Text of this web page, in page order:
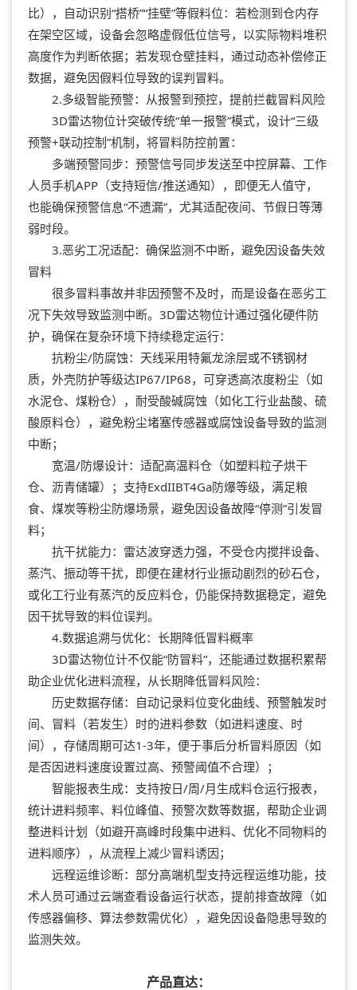
比），自动识别“搭桥”“挂壁”等假料位：若检测到仓内存
在架空区域，设备会忽略虚假低位信号，以实际物料堆积
高度作为判断依据；若发现仓壁挂料，通过动态补偿修正
数据，避免因假料位导致的误判冒料。
2.多级智能预警：从报警到预控，提前拦截冒料风险
3D雷达物位计突破传统“单一报警”模式，设计“三级
预警+联动控制”机制，将冒料防控前置：
多端预警同步：预警信号同步发送至中控屏幕、工作
人员手机APP（支持短信/推送通知），即便无人值守，
也能确保预警信息“不遗漏”，尤其适配夜间、节假日等薄
弱时段。
3.恶劣工况适配：确保监测不中断，避免因设备失效
冒料
很多冒料事故并非因预警不及时，而是设备在恶劣工
况下失效导致监测中断。3D雷达物位计通过强化硬件防
护，确保在复杂环境下持续稳定运行：
抗粉尘/防腐蚀：天线采用特氟龙涂层或不锈钢材
质，外壳防护等级达IP67/IP68，可穿透高浓度粉尘（如
水泥仓、煤粉仓），耐受酸碱腐蚀（如化工行业盐酸、硫
酸原料仓），避免粉尘堵塞传感器或腐蚀设备导致的监测
中断；
宽温/防爆设计：适配高温料仓（如塑料粒子烘干
仓、沥青储罐）；支持ExdIIBT4Ga防爆等级，满足粮
食、煤炭等粉尘防爆场景，避免因设备故障“停测”引发冒
料；
抗干扰能力：雷达波穿透力强，不受仓内搅拌设备、
蒸汽、振动等干扰，即便在建材行业振动剧烈的砂石仓，
或化工行业有蒸汽的反应料仓，仍能保持数据稳定，避免
因干扰导致的料位误判。
4.数据追溯与优化：长期降低冒料概率
3D雷达物位计不仅能“防冒料”，还能通过数据积累帮
助企业优化进料流程，从长期降低冒料风险：
历史数据存储：自动记录料位变化曲线、预警触发时
间、冒料（若发生）时的进料参数（如进料速度、时
间），存储周期可达1-3年，便于事后分析冒料原因（如
是否因进料速度设置过高、预警阈值不合理）；
智能报表生成：支持按日/周/月生成料仓运行报表，
统计进料频率、料位峰值、预警次数等数据，帮助企业调
整进料计划（如避开高峰时段集中进料、优化不同物料的
进料顺序），从流程上减少冒料诱因；
远程运维诊断：部分高端机型支持远程运维功能，技
术人员可通过云端查看设备运行状态，提前排查故障（如
传感器偏移、算法参数需优化），避免因设备隐患导致的
监测失效。
产品直达：